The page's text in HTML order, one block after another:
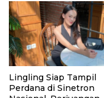
Lingling Siap Tampil
Perdana di Sinetron